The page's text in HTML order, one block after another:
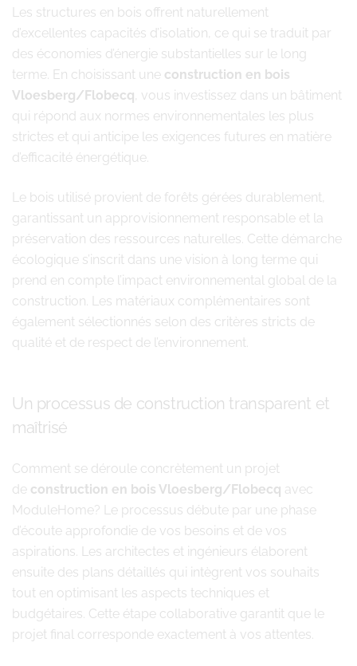
Les structures en bois offrent naturellement
d’excellentes capacités d’isolation, ce qui se traduit par
des économies d’énergie substantielles sur le long
terme. En choisissant une construction en bois
Vloesberg/Flobecq , vous investissez dans un bâtiment
qui répond aux normes environnementales les plus
strictes et qui anticipe les exigences futures en matière
d’efficacité énergétique.
Le bois utilisé provient de forêts gérées durablement,
garantissant un approvisionnement responsable et la
préservation des ressources naturelles. Cette démarche
écologique s’inscrit dans une vision à long terme qui
prend en compte l’impact environnemental global de la
construction. Les matériaux complémentaires sont
également sélectionnés selon des critères stricts de
qualité et de respect de l’environnement.
Un processus de construction transparent et
maîtrisé
Comment se déroule concrètement un projet
de construction en bois Vloesberg/Flobecq avec
ModuleHome? Le processus débute par une phase
d’écoute approfondie de vos besoins et de vos
aspirations. Les architectes et ingénieurs élaborent
ensuite des plans détaillés qui intègrent vos souhaits
tout en optimisant les aspects techniques et
budgétaires. Cette étape collaborative garantit que le
projet final corresponde exactement à vos attentes.